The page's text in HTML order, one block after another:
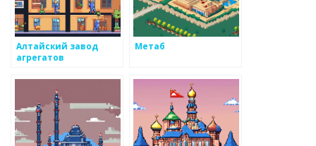
Алтайский завод
агрегатов
Метаб